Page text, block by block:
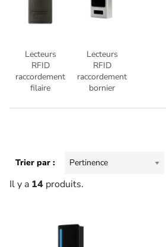
Lecteurs
RFID
raccordement
filaire
Lecteurs
RFID
raccordement
bornier
Il y a 14 produits.
Trier par : Pertinence